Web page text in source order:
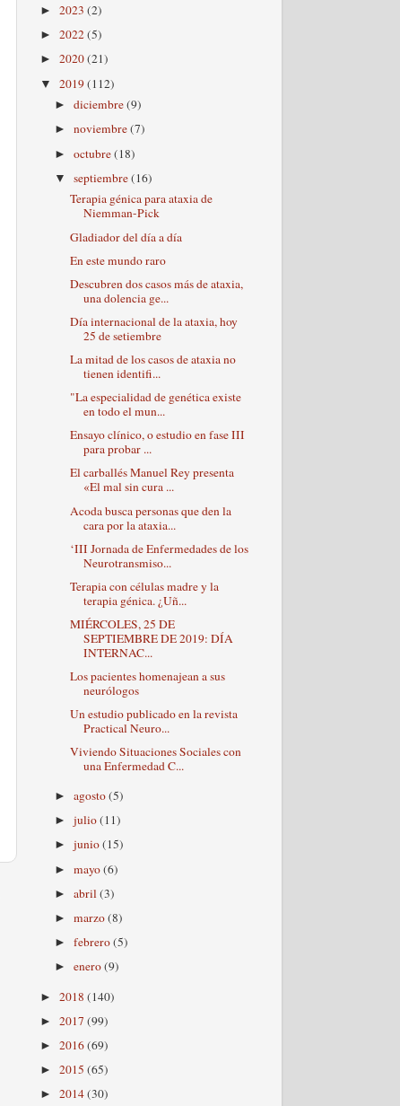
► 2023 (2)
► 2022(5)
► 2020(21)
▼ 2019(112)
►diciembre(9)
►noviembre(7)
►octubre(18)
▼septiembre(16)
Terapia génica para ataxia de
Niemman-Pick
Gladiador del día a día
En este mundo raro
Descubren dos casos más de ataxia,
una dolencia ge...
Día internacional de la ataxia, hoy
25 de setiembre
La mitad de los casos de ataxia no
tienen identifi...
"La especialidad de genética existe
en todo el mun...
Ensayo clínico, o estudio en fase III
para probar ...
El carballés Manuel Rey presenta
«El mal sin cura ...
Acoda busca personas que den la
cara por la ataxia...
‘III Jornada de Enfermedades de los
Neurotransmiso...
Terapia con células madre y la
terapia génica. ¿Uñ...
MIÉRCOLES, 25 DE
SEPTIEMBRE DE 2019: DÍA
INTERNAC...
Los pacientes homenajean a sus
neurólogos
Un estudio publicado en la revista
Practical Neuro...
Viviendo Situaciones Sociales con
una Enfermedad C...
►agosto(5)
►julio(11)
►junio(15)
►mayo(6)
►abril(3)
►marzo(8)
►febrero(5)
►enero(9)
► 2018 (140)
► 2017 (99)
► 2016(69)
► 2015 (65)
► 2014(30)